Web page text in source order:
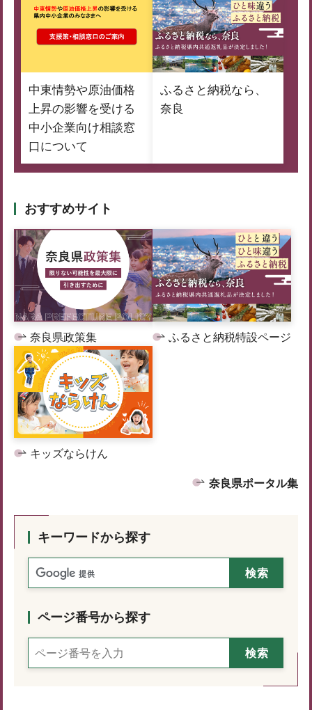
中東情勢や原油価格
上昇の影響を受ける
中小企業向け相談窓
口について
ふるさと納税なら、
奈良
おすすめサイト
奈良県政策集 ふるさと納税特設ページ
キッズならけん
奈良県ポータル集
キーワードから探す
ページ番号から探す